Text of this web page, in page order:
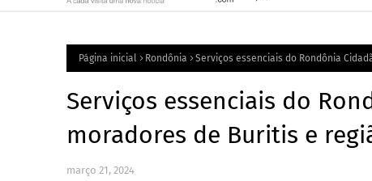
Página inicial Rondônia Serviços essenciais do Rondônia
Serviços essenciais do
moradores de Buritis e
março 21, 2024